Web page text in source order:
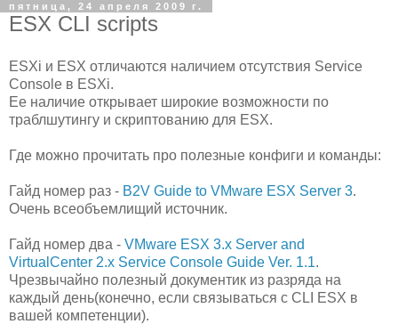
пятница, 24 апреля 2009 г.
ESX CLI scripts
ESXi и ESX отличаются наличием отсутствия Service
Console в ESXi.
Ее наличие открывает широкие возможности по
траблшутингу и скриптованию для ESX.
Где можно прочитать про полезные конфиги и команды:
Гайд номер раз - B2V Guide to VMware ESX Server 3.
Очень всеобъемлищий источник.
Гайд номер два - VMware ESX 3.x Server and
VirtualCenter 2.x Service Console Guide Ver. 1.1.
Чрезвычайно полезный документик из разряда на
каждый день(конечно, если связываться с CLI ESX в
вашей компетенции).